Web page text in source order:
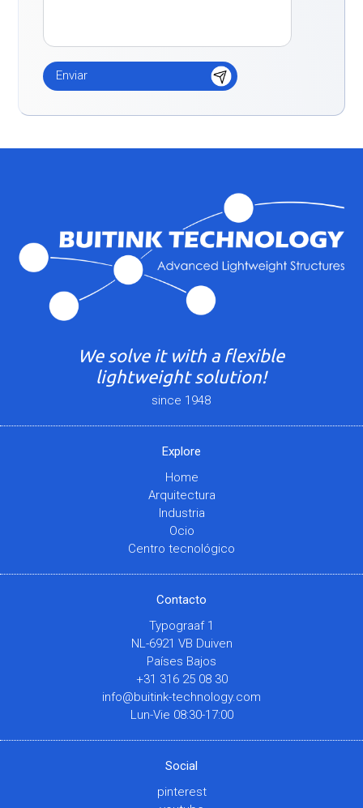
We solve it with a flexible
lightweight solution!
since 1948
Explore
Home
Arquitectura
Industria
Ocio
Centro tecnológico
Contacto
Typograaf 1
NL-6921 VB Duiven
Países Bajos
+31 316 25 08 30
info@buitink-technology.com
Lun-Vie 08:30-17:00
Social
pinterest